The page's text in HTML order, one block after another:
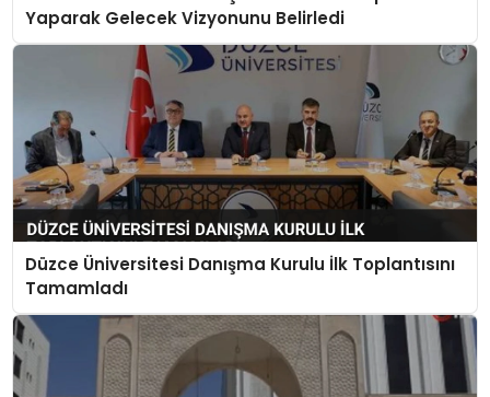
Yaparak Gelecek Vizyonunu Belirledi
Düzce Üniversitesi Danışma Kurulu İlk Toplantısını
Tamamladı